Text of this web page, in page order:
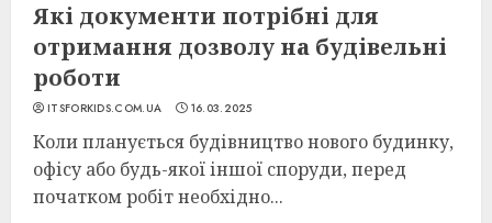
Які документи потрібні для
отримання дозволу на будівельні
роботи
ITSFORKIDS.COM.UA 16.03.2025
Коли планується будівництво нового будинку,
офісу або будь-якої іншої споруди, перед
початком робіт необхідно...